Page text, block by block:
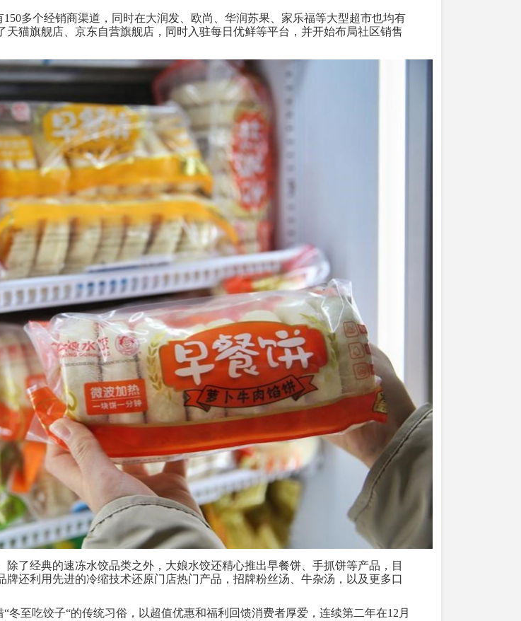
150多个经销商渠道， 同时在大润发、欧尚、华润苏果、家乐福等大型超市也均有
天猫旗舰店、京东自营旗舰店，同时入驻每日优鲜等平台，并开始布局社区销售
了经典的速冻水饺品类之外，大娘水饺还精心推出早餐饼、手抓饼等产品，目
还利用先进的冷缩技术还原门店热门产品，招牌粉丝汤、牛杂汤，以及更多口
冬至吃饺子“的传统习俗，以超值优惠和福利回馈消费者厚爱，连续第二年在12 月